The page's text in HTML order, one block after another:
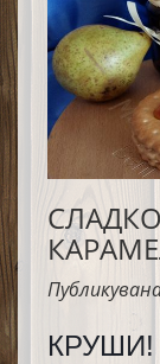
КРУШИ!